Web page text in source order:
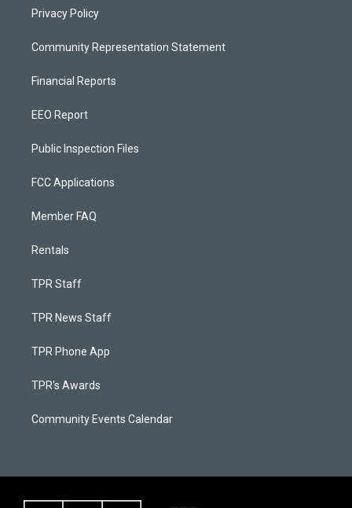
Privacy Policy
Community Representation Statement
Financial Reports
EEO Report
Public Inspection Files
FCC Applications
Member FAQ
Rentals
TPR Staff
TPR News Staff
TPR Phone App
TPR's Awards
Community Events Calendar